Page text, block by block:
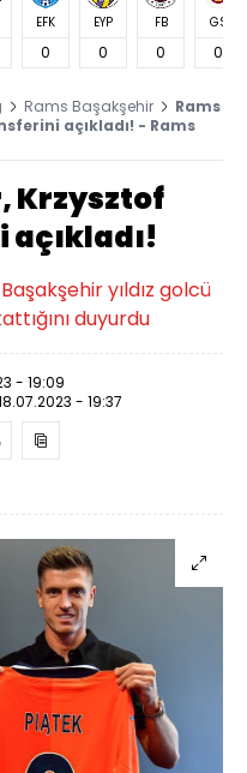
EFK
0
EYP
0
FB
0
GS
0
Rams Başakşehir
Rams
açıkladı! - Rams
Krzysztof
yıldız golcü
duyurdu
- 19:09
- 19:37